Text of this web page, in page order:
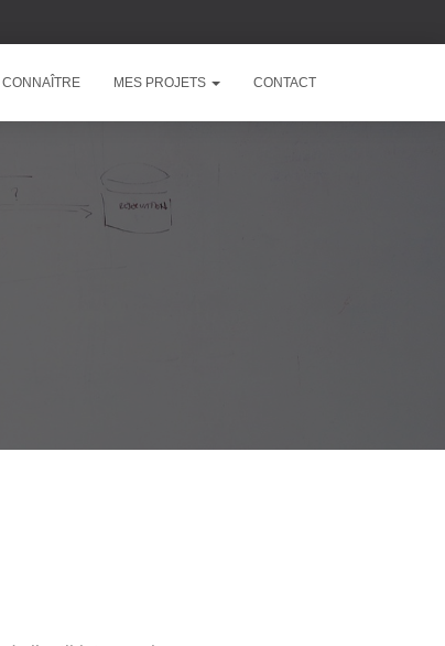
CONNAÎTRE MES PROJETS CONTACT